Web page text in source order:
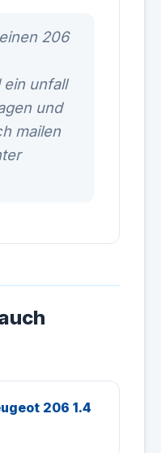
206
unfall
und
mailen
206 1.4